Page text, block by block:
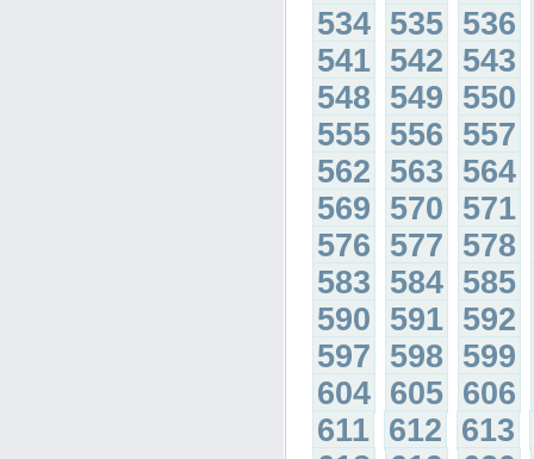
534 535 536
541 542 543
548 549 550
555 556 557
562 563 564
569 570 571
576 577 578
583 584 585
590 591 592
597 598 599
604 605 606
611 612 613